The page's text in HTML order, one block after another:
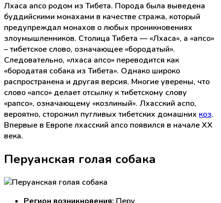
Лхаса апсо родом из Тибета. Порода была выведена
буддийскими монахами в качестве стража, который
предупреждал монахов о любых проникновениях
злоумышленников. Столица Тибета — «Лхаса», а «апсо»
– тибетское слово, означающее «бородатый».
Следовательно, «лхаса апсо» переводится как
«бородатая собака из Тибета». Однако широко
распространена и другая версия. Многие уверены, что
слово «апсо» делает отсылку к тибетскому слову
«рапсо», означающему «козлиный». Лхасский аспо,
вероятно, сторожил пугливых тибетских домашних коз.
Впервые в Европе лхасский апсо появился в начале XX
века.
Перуанская голая собака